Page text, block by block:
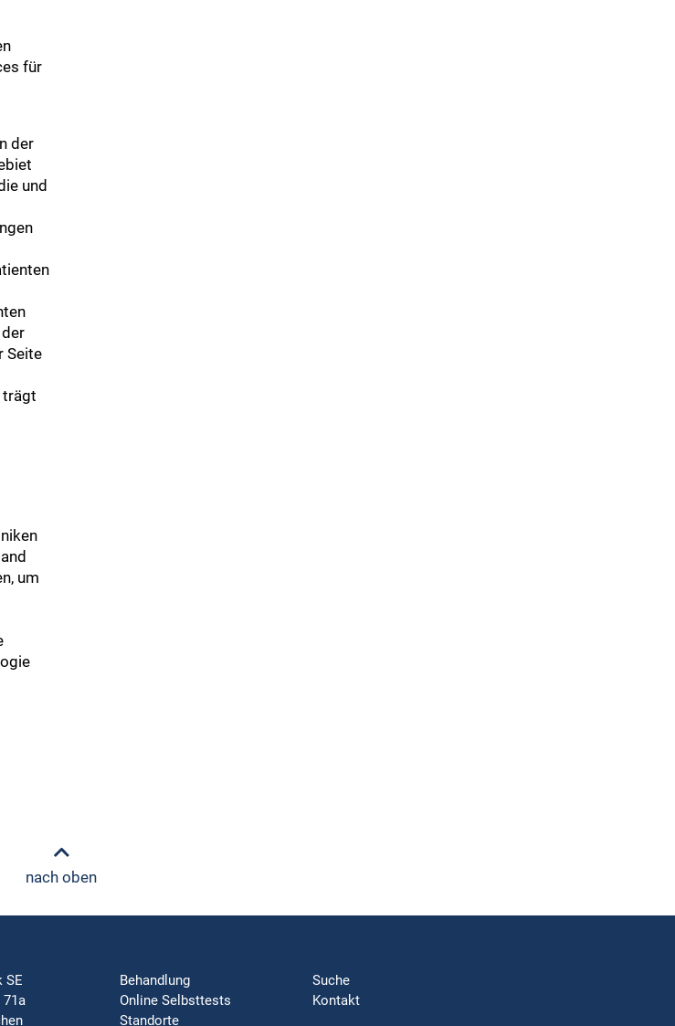
für
der
und
Seite
trägt
um
nach oben
SE
71a
Behandlung
Online Selbsttests
Standorte
Suche
Kontakt